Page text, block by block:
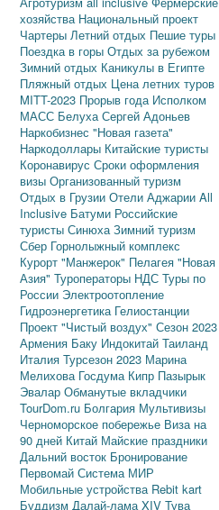
хозяйства Национальный проект
Чартеры Летний отдых Пешие туры
Поездка в горы Отдых за рубежом
Зимний отдых Каникулы в Египте
Пляжный отдых Цена летних туров
MITT-2023 Прорыв года Исполком
МАСС БелухаСергей Адоньев
Наркобизнес "Новая газета"
Наркодоллары Китайские туристы
Коронавирус Сроки оформления
визы Организованный туризм
Отдых в Грузии Отели Аджарии All
Inclusive Батуми Российские
туристы СинюхаЗимний туризм
Сбер Горнолыжный комплекс
Курорт "Манжерок" Пелагея "Новая
Азия" Туроператоры НДС Туры по
России Электроотопление
Гидроэнергетика Гелиостанции
Проект "Чистый воздух" Сезон 2023
Армения Баку Индокитай Таиланд
Италия Турсезон 2023 Марина
Мелихова Госдума Кипр Пазырык
Эвалар Обманутые вкладчики
TourDom.ru Болгария Мультивизы
Черноморское побережье Виза на
90 дней Китай Майские праздники
Дальний восток Бронирование
Первомай Система МИР
Мобильные устройства Rebit kart
Буддизм Далай-лама XIV Тува